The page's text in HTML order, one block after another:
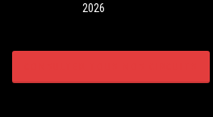
2026